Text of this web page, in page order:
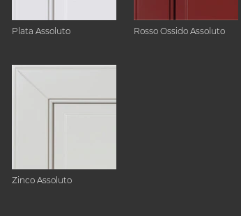
Plata Assoluto Rosso Ossido Assoluto
Zinco Assoluto